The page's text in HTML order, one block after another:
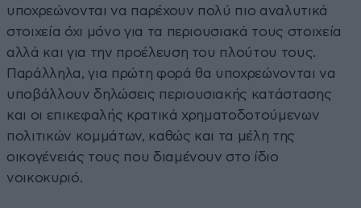
υποχρεώνονται να παρέχουν πολύ πιο αναλυτικά
στοιχεία όχι μόνο για τα περιουσιακά τους στοιχεία
αλλά και για την προέλευση του πλούτου τους.
Παράλληλα, για πρώτη φορά θα υποχρεώνονται να
υποβάλλουν δηλώσεις περιουσιακής κατάστασης
και οι επικεφαλής κρατικά χρηματοδοτούμενων
πολιτικών κομμάτων, καθώς και τα μέλη της
οικογένειάς τους που διαμένουν στο ίδιο
νοικοκυριό.